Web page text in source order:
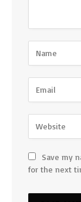
Save my
for the next